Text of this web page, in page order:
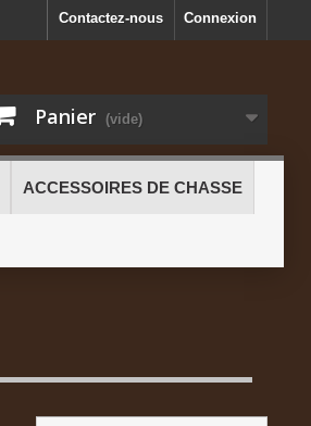
Connexion
Contactez-nous
Panier (vide)
ACCESSOIRES DE CHASSE